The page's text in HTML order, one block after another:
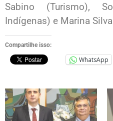
Sabino (Turismo),
Indígenas) e Marina
Compartilhe isso:
WhatsApp